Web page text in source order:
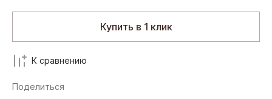
Купить в 1 клик
К сравнению
Поделиться